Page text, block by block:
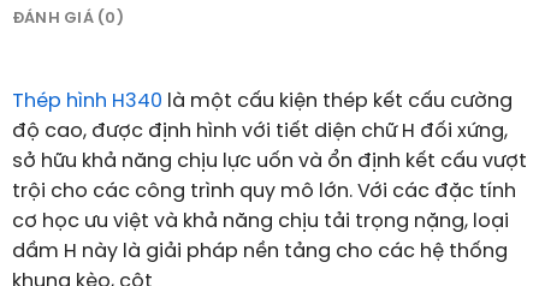
ĐÁNH GIÁ (0)
Thép hình H340 là một cấu kiện thép kết cấu cường
độ cao, được định hình với tiết diện chữ H đối xứng,
sở hữu khả năng chịu lực uốn và ổn định kết cấu vượt
trội cho các công trình quy mô lớn. Với các đặc tính
cơ học ưu việt và khả năng chịu tải trọng nặng, loại
dầm H này là giải pháp nền tảng cho các hệ thống
khung kèo, cột